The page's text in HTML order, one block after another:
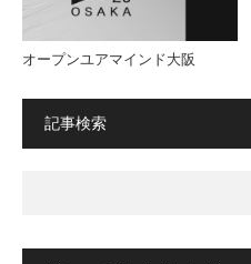
オープンユアマインド大阪
記事検索